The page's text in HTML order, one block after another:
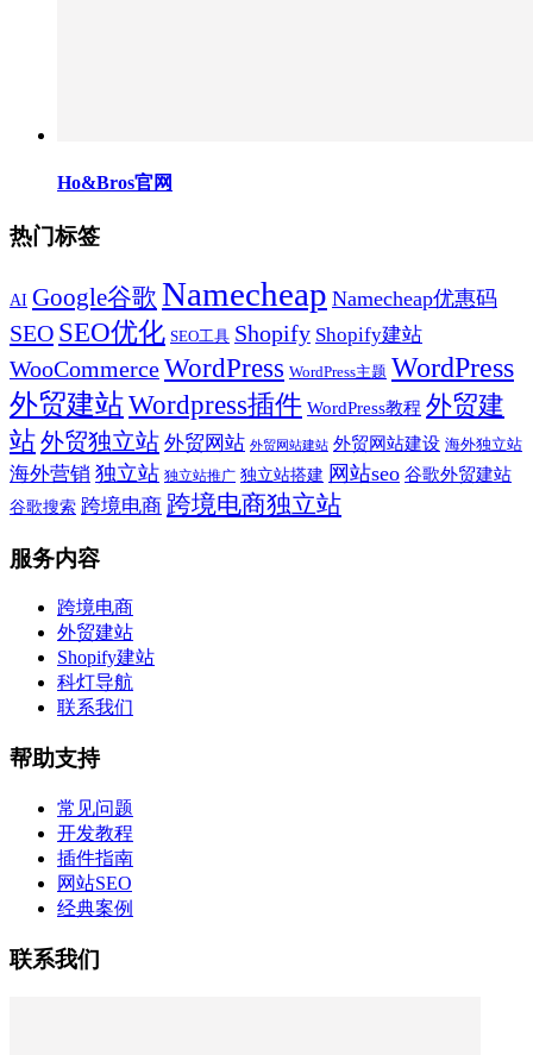
Ho&Bros官网
热门标签
AI Google谷歌 Namecheap Namecheap优惠码
SEO SEO优化 SEO工具 Shopify Shopify建站
WooCommerceWordPress WordPress主题 WordPress
外贸建站Wordpress插件 WordPress教程 外贸建
站外贸独立站 外贸网站 外贸网站建站 外贸网站建设 海外独立站
海外营销 独立站 独立站推广 独立站搭建 网站seo 谷歌外贸建站
谷歌搜索 跨境电商 跨境电商独立站
服务内容
跨境电商
外贸建站
Shopify建站
科灯导航
联系我们
帮助支持
常见问题
开发教程
插件指南
网站SEO
经典案例
联系我们